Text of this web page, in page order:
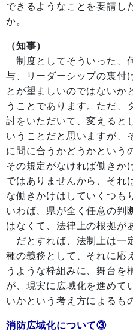
できるようなことを要請し
か。
（知事）
制度としてそういった、
与、リーダーシップの裏付
とが望ましいのではないか
うことであります。ただ、
討をいただいて、変えると
いうことだと思いますが、
に間に合うかどうかという
その規定がなければ働きか
ではありませんから、それ
な働きかけはしていくつも
いわば、県が全く任意の判
はなくて、法律上の根拠が
だとすれば、法制上は一
種の義務として、それに応
うような枠組みに、舞台を
が、現実に広域化を進めて
いかという考え方によるも
消防広域化について③